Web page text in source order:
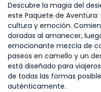
Descubre la magia del
este Paquete de
cultura y emoción.
doradas al amanecer,
emocionante mezcla de
paseos en camello y un
está diseñado para
de todas las formas
auténticamente.